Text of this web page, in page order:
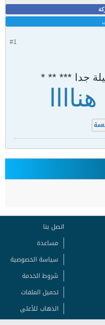
#1
جدا *** ** *
اتصل بنا
مساعدة
سياسة الخصوصية
شروط الخدمة
تحميل الملفات
الذهاب للأعلى